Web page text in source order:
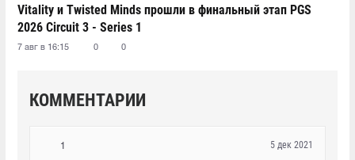
Vitality и Twisted Minds прошли в финальный этап PGS
2026 Circuit 3 - Series 1
7 авг в 16:15 0 0
КОММЕНТАРИИ
1 5 дек 2021